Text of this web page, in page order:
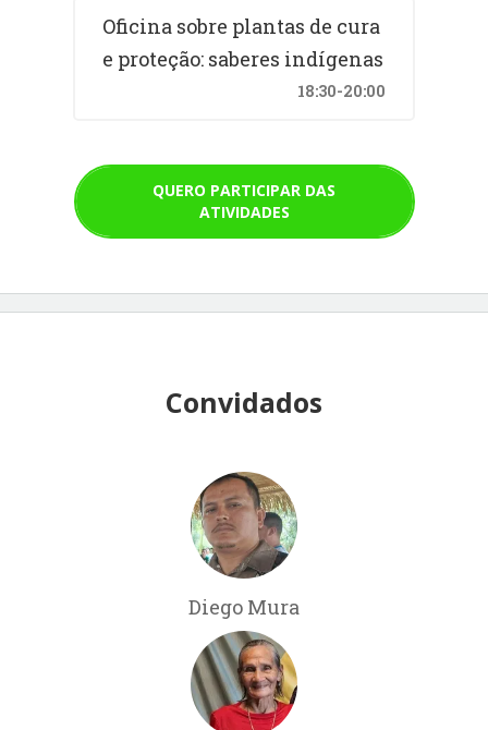
Oficina sobre plantas de cura
e proteção: saberes indígenas
18:30-20:00
QUERO PARTICIPAR DAS
ATIVIDADES
Convidados
Diego Mura